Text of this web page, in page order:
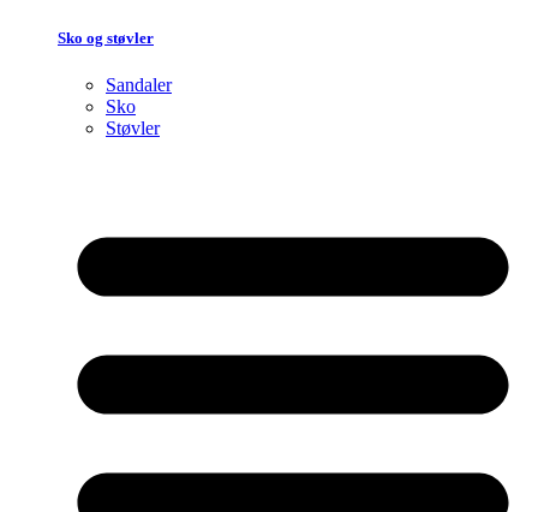
Sko og støvler
Sandaler
Sko
Støvler